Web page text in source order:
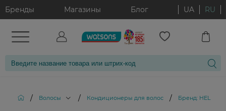
Бренды Магазины Блог UA RU
/ Волосы / Кондиционеры для волос / Бренд: HELLO